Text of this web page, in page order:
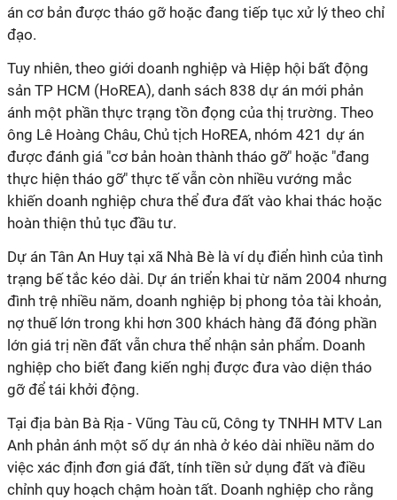
án cơ bản được tháo gỡ hoặc đang tiếp tục xử lý theo chỉ
đạo.
Tuy nhiên, theo giới doanh nghiệp và Hiệp hội bất động
sản TP HCM (HoREA), danh sách 838 dự án mới phản
ánh một phần thực trạng tồn đọng của thị trường. Theo
ông Lê Hoàng Châu, Chủ tịch HoREA, nhóm 421 dự án
được đánh giá "cơ bản hoàn thành tháo gỡ" hoặc "đang
thực hiện tháo gỡ" thực tế vẫn còn nhiều vướng mắc
khiến doanh nghiệp chưa thể đưa đất vào khai thác hoặc
hoàn thiện thủ tục đầu tư.
Dự án Tân An Huy tại xã Nhà Bè là ví dụ điển hình của tình
trạng bế tắc kéo dài. Dự án triển khai từ năm 2004 nhưng
đình trệ nhiều năm, doanh nghiệp bị phong tỏa tài khoản,
nợ thuế lớn trong khi hơn 300 khách hàng đã đóng phần
lớn giá trị nền đất vẫn chưa thể nhận sản phẩm. Doanh
nghiệp cho biết đang kiến nghị được đưa vào diện tháo
gỡ để tái khởi động.
Tại địa bàn Bà Rịa - Vũng Tàu cũ, Công ty TNHH MTV Lan
Anh phản ánh một số dự án nhà ở kéo dài nhiều năm do
việc xác định đơn giá đất, tính tiền sử dụng đất và điều
chỉnh quy hoạch chậm hoàn tất. Doanh nghiệp cho rằng